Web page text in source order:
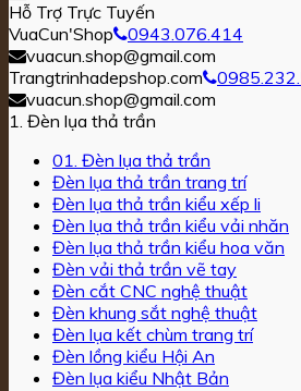
Hỗ Trợ Trực Tuyến
VuaCun'Shop
0943.076.414
vuacun.shop@gmail.com
Trangtrinhadepshop.com
vuacun.shop@gmail.com
1. Đèn lụa thả trần
01. Đèn lụa thả trần
Đèn lụa thả trần trang trí
Đèn lụa thả trần kiểu xếp li
Đèn lụa thả trần kiểu vải nhăn
Đèn lụa thả trần kiểu hoa văn
Đèn vải thả trần vẽ tay
Đèn cắt CNC nghệ thuật
Đèn khung sắt nghệ thuật
Đèn lụa kết chùm trang trí
Đèn lồng kiểu Hội An
Đèn lụa kiểu Nhật Bản